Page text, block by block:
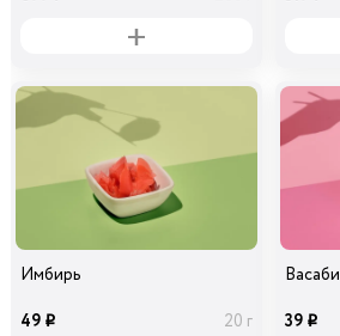
Имбирь
49 i 20 г
Васаби
39 i